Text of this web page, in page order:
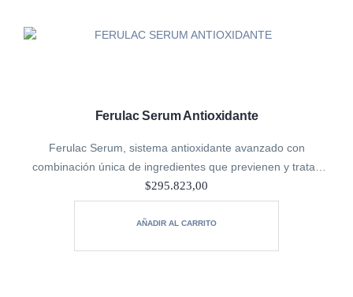
Ferulac Serum Antioxidante
Ferulac Serum, sistema antioxidante avanzado con
combinación única de ingredientes que previenen y tratan
los signos del fotoenvejecimiento.
Ayuda a mejorar y minimizar los daños causados por el sol:
deshidratación, arrugas…
$295.823,00
AÑADIR AL CARRITO